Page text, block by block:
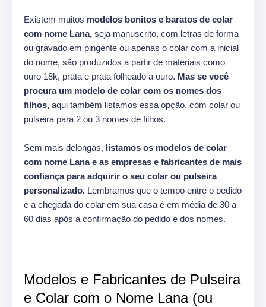
Existem muitos modelos bonitos e baratos de colar
com nome Lana, seja manuscrito, com letras de forma
ou gravado em pingente ou apenas o colar com a inicial
do nome, são produzidos a partir de materiais como
ouro 18k, prata e prata folheado a ouro. Mas se você
procura um modelo de colar com os nomes dos
filhos, aqui também listamos essa opção, com colar ou
pulseira para 2 ou 3 nomes de filhos.
Sem mais delongas, listamos os modelos de colar
com nome Lana e as empresas e fabricantes de mais
confiança para adquirir o seu colar ou pulseira
personalizado. Lembramos que o tempo entre o pedido
e a chegada do colar em sua casa é em média de 30 a
60 dias após a confirmação do pedido e dos nomes.
Modelos e Fabricantes de Pulseira
e Colar com o Nome Lana (ou